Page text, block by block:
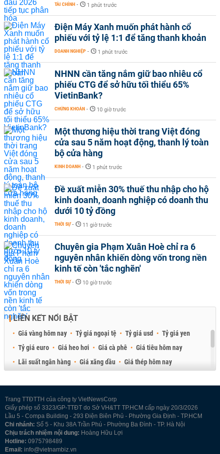
TÀI CHÍNH - 1 phút trước
Điện Máy Xanh muốn phát hành cổ
phiếu với tỷ lệ 1:1 để tăng thanh khoản
DOANH NGHIỆP - 1 phút trước
NHNN cần tăng nắm giữ bao nhiêu cổ
phiếu CTG để sở hữu tối thiểu 65%
VietinBank?
CHỨNG KHOÁN - 10 giờ trước
Một thương hiệu thời trang Việt đóng
cửa sau 5 năm hoạt động, thanh lý toàn
bộ cửa hàng
KINH DOANH - 1 phút trước
Đề xuất miễn 30% thuế thu nhập cho hộ
kinh doanh, doanh nghiệp có doanh thu
dưới 10 tỷ đồng
THỜI SỰ - 11 giờ trước
Chuyên gia Phạm Xuân Hoè chỉ ra 6
nguyên nhân khiến dòng vốn trong nền
kinh tế còn 'tắc nghẽn'
THỜI SỰ - 10 giờ trước
LIÊN KẾT NỔI BẬT
Giá vàng hôm nay Tỷ giá ngoại tệ Tỷ giá usd
Tỷ giá yen
Tỷ giá euro
Giá heo hơi Giá cà phê
Giá tiêu hôm nay
Lãi suất ngân hàng
Giá xăng dầu
Giá thép hôm nay
Trang TTĐTTH của công ty VietNewsCorp
Giấy phép số 3323/GP-TTĐT do Sở VH&TT TP.HCM cấp ngày 20/3/2026
Lầu 5 - Compa Building - 293 Điện Biên Phủ - Phường Gia Định - TP.HCM
Chi nhánh: Số 5 - Khu 38A Trần Phú - Phường Ba Đình - TP. Hà Nội
Chịu trách nhiệm nội dung: Hoàng Hữu Lợi
Hotline: 0975798489
Email: info@vietnambiz.vn